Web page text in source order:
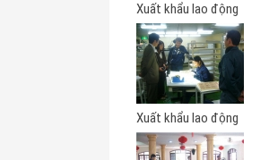
Xuất khẩu lao động
Xuất khẩu lao động